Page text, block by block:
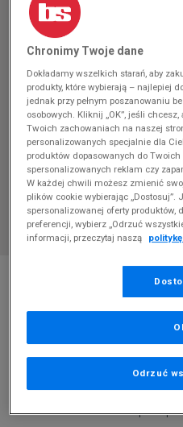
REEBOK CLASSIC LEATHER
Produkt pochodzi z końcówek
0 zł cena rekomendowana przez
109,99 zł
Chronimy Twoje dane
Dokładamy wszelkich starań, aby
produkty, które wybierają – najlepiej
jednak przy pełnym poszanowaniu
osobowych. Kliknij „OK”, jeśli
Twoich zachowaniach na naszej
personalizowanych specjalnie dla
produktów dopasowanych do Twoich
spersonalizowanych reklam czy
W każdej chwili możesz zmienić
plików cookie wybierając
spersonalizowanej oferty produktów,
preferencji, wybierz „Odrzuć
informacji, przeczytaj naszą
Odrzuć